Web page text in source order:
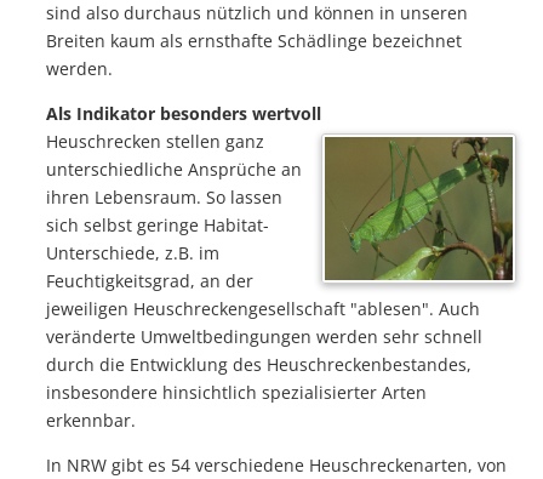
sind also durchaus nützlich und können in unseren
Breiten kaum als ernsthafte Schädlinge bezeichnet
werden.
Als Indikator besonders wertvoll
Heuschrecken stellen ganz
unterschiedliche Ansprüche an
ihren Lebensraum. So lassen
sich selbst geringe Habitat-
Unterschiede, z.B. im
Feuchtigkeitsgrad, an der
jeweiligen Heuschreckengesellschaft "ablesen". Auch
veränderte Umweltbedingungen werden sehr schnell
durch die Entwicklung des Heuschreckenbestandes,
insbesondere hinsichtlich spezialisierter Arten
erkennbar.
In NRW gibt es 54 verschiedene Heuschreckenarten, von